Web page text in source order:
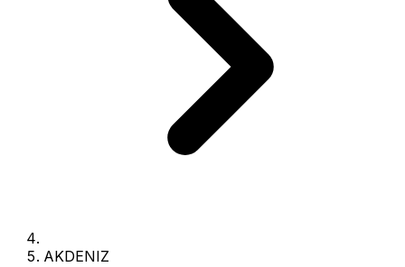
AKDENIZ